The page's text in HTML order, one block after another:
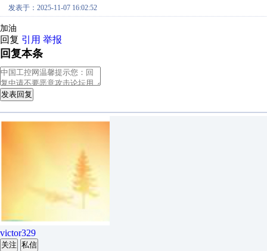
发表于：2025-11-07 16:02:52
加油
回复 引用 举报
回复本条
发表回复
victor329
关注 私信